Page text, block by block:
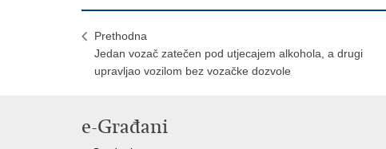
Prethodna
Jedan vozač zatečen pod utjecajem alkohola, a drugi
upravljao vozilom bez vozačke dozvole
e-Građani